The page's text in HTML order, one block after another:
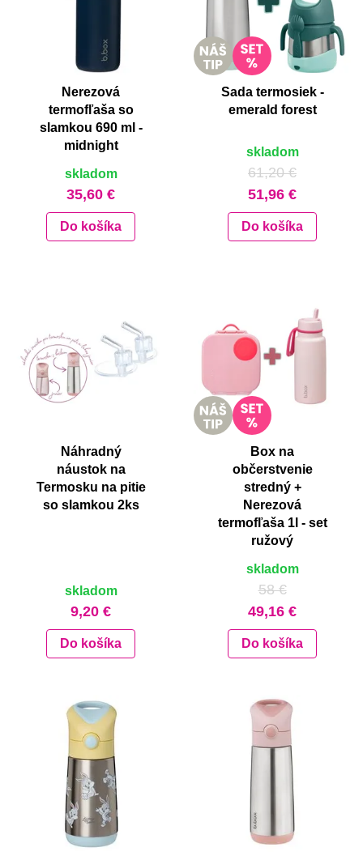
Nerezová
termofľaša so
slamkou 690 ml -
midnight
skladom
35,60 €
Do košíka
Sada termosiek -
emerald forest
skladom
61,20 €
51,96 €
Do košíka
Náhradný
náustok na
Termosku na pitie
so slamkou 2ks
skladom
9,20 €
Do košíka
Box na
občerstvenie
stredný +
Nerezová
termofľaša 1l - set
ružový
skladom
58 €
49,16 €
Do košíka